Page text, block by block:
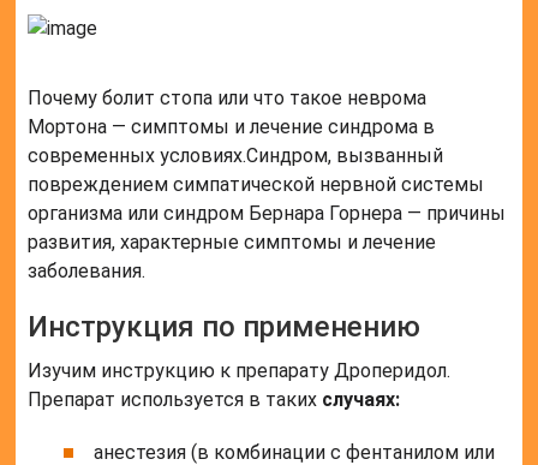
Почему болит стопа или что такое неврома
Мортона — симптомы и лечение синдрома в
современных условиях.Синдром, вызванный
повреждением симпатической нервной системы
организма или синдром Бернара Горнера — причины
развития, характерные симптомы и лечение
заболевания.
Инструкция по применению
Изучим инструкцию к препарату Дроперидол.
Препарат используется в таких случаях:
анестезия (в комбинации с фентанилом или